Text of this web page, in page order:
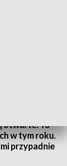
otwarte. To
w tym roku.
przypadnie